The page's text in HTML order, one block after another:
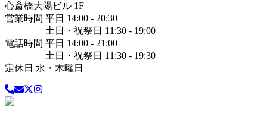
心斎橋大陽ビル 1F
営業時間 平日 14:00 - 20:30
土日・祝祭日 11:30 - 19:00
電話時間 平日 14:00 - 21:00
土日・祝祭日 11:30 - 19:30
定休日 水・木曜日